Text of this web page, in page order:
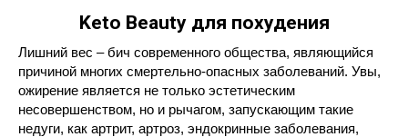
Keto Beauty для похудения
Лишний вес – бич современного общества, являющийся
причиной многих смертельно-опасных заболеваний. Увы,
ожирение является не только эстетическим
несовершенством, но и рычагом, запускающим такие
недуги, как артрит, артроз, эндокринные заболевания,